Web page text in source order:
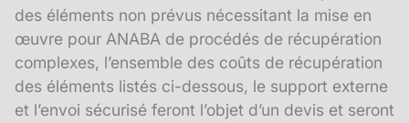
des éléments non prévus nécessitant la mise en
œuvre pour ANABA de procédés de récupération
complexes, l’ensemble des coûts de récupération
des éléments listés ci-dessous, le support externe
et l’envoi sécurisé feront l’objet d’un devis et seront